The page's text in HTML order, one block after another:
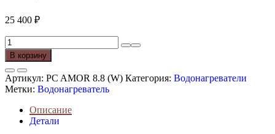
25 400 ₽
Количество
товара
Электрический
проточный
водонагреватель
PRIMOCLIMA
AMOR
В корзину
Артикул: PC AMOR 8.8 (W) Категория: Водонагреватели
Метки: Водонагреватель
Описание
Детали